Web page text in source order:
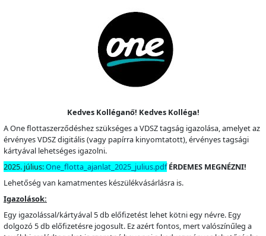
Kedves Kolléganő! Kedves Kolléga!
A One flottaszerződéshez szükséges a VDSZ tagság igazolása, amelyet az
érvényes VDSZ digitális (vagy papírra kinyomtatott), érvényes tagsági
kártyával lehetséges igazolni.
2025. július:One_flotta_ajanlat_2025_julius.pdf ÉRDEMES MEGNÉZNI!
Lehetőség van kamatmentes készülékvásárlásra is.
Igazolások:
Egy igazolással/kártyával 5 db előfizetést lehet kötni egy névre. Egy
dolgozó 5 db előfizetésre jogosult. Ez azért fontos, mert valószínűleg a